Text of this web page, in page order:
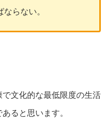
らない。
文化的な最低限度の生活
ると思います。